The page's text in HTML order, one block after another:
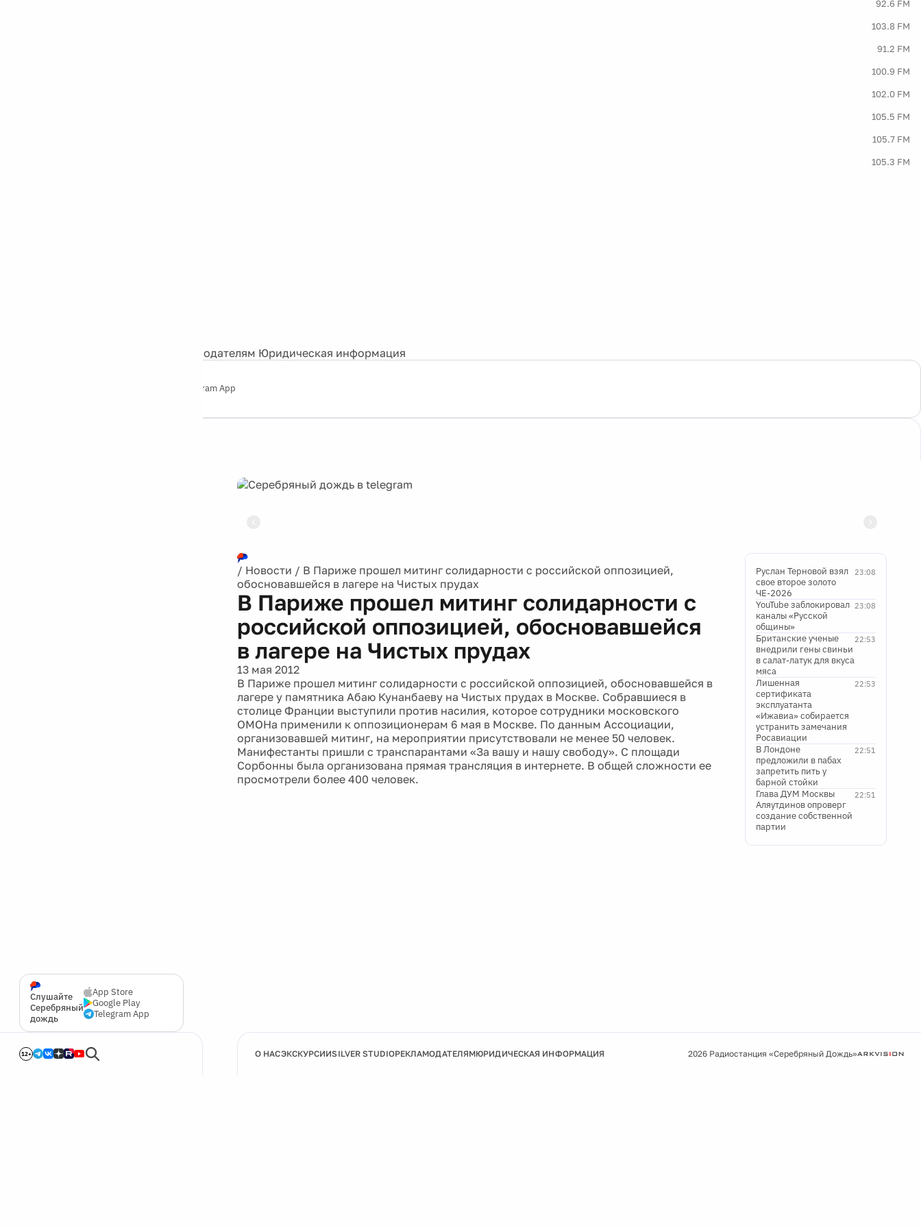
92.6 FM
103.8 FM
91.2 FM
100.9 FM
102.0 FM
105.5 FM
105.7 FM
105.3 FM
Рекламодателям Юридическая информация
Telegram App
Слушайте
Серебряный
дождь
App Store
Google Play
Telegram App
12+
/ Новости / В Париже прошел митинг солидарности с российской оппозицией,
обосновавшейся в лагере на Чистых прудах
В Париже прошел митинг солидарности с
российской оппозицией, обосновавшейся
в лагере на Чистых прудах
13 мая 2012
В Париже прошел митинг солидарности с российской оппозицией, обосновавшейся в
лагере у памятника Абаю Кунанбаеву на Чистых прудах в Москве. Собравшиеся в
столице Франции выступили против насилия, которое сотрудники московского
ОМОНа применили к оппозиционерам 6 мая в Москве. По данным Ассоциации,
организовавшей митинг, на мероприятии присутствовали не менее 50 человек.
Манифестанты пришли с транспарантами «За вашу и нашу свободу». С площади
Сорбонны была организована прямая трансляция в интернете. В общей сложности ее
просмотрели более 400 человек.
23:08
Руслан Терновой взял
свое второе золото
ЧЕ-2026
23:08
YouTube заблокировал
каналы «Русской
общины»
22:53
Британские ученые
внедрили гены свиньи
в салат-латук для вкуса
мяса
22:53
Лишенная
сертификата
эксплуатанта
«Ижавиа» собирается
устранить замечания
Росавиации
22:51
В Лондоне
предложили в пабах
запретить пить у
барной стойки
22:51
Глава ДУМ Москвы
Аляутдинов опроверг
создание собственной
партии
О НАСЭКСКУРСИИSILVER STUDIOРЕКЛАМОДАТЕЛЯМЮРИДИЧЕСКАЯ ИНФОРМАЦИЯ 2026 Радиостанция «Серебряный Дождь»